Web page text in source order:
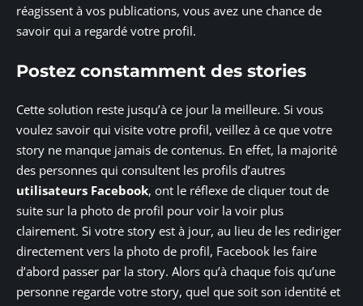
réagissent à vos publications, vous avez une chance de
savoir qui a regardé votre profil.
Postez constamment des stories
Cette solution reste jusqu’à ce jour la meilleure. Si vous
voulez savoir qui visite votre profil, veillez à ce que votre
story ne manque jamais de contenus. En effet, la majorité
des personnes qui consultent les profils d’autres
utilisateurs Facebook, ont le réflexe de cliquer tout de
suite sur la photo de profil pour voir la voir plus
clairement. Si votre story est à jour, au lieu de les rediriger
directement vers la photo de profil, Facebook les faire
d’abord passer par la story. Alors qu’à chaque fois qu’une
personne regarde votre story, quel que soit son identité et